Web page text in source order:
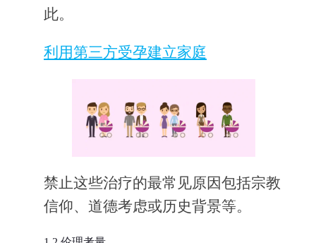
此。
利用第三方受孕建立家庭
禁止这些治疗的最常见原因包括宗教
信仰、道德考虑或历史背景等。